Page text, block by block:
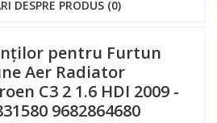
DESPRE PRODUS (0)
pentru Furtun
Aer Radiator
C3 2 1.6 HDI 2009 -
9682864680